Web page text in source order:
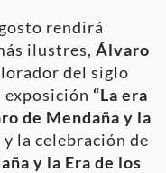
rendirá
ilustres, Álvaro
del siglo
exposición “La era
de Mendaña y la
y la celebración de
y la Era de los